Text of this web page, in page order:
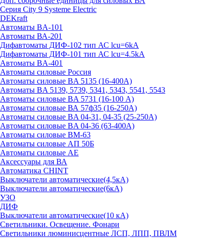
Серия City 9 Systeme Electric
DEKraft
Автоматы BA-101
Автоматы ВА-201
Дифавтоматы ДИФ-102 тип АС lcu=6kA
Дифавтоматы ДИФ-101 тип АС lcu=4.5kA
Автоматы BA-401
Автоматы силовые Россия
Автоматы силовые BA 5135 (16-400А)
Автоматы BA 5139, 5739, 5341, 5343, 5541, 5543
Автоматы силовые BA 5731 (16-100 А)
Автоматы силовые ВА 57ф35 (16-250А)
Автоматы силовые BA 04-31, 04-35 (25-250А)
Автоматы силовые BA 04-36 (63-400А)
Автоматы силовые ВМ-63
Автоматы силовые АП 50Б
Автоматы силовые АЕ
Аксессуары для ВА
Автоматика CHINT
Выключатели автоматические(4,5кА)
Выключатели автоматические(6кА)
УЗО
ДИФ
Выключатели автоматические(10 кА)
Светильники. Освещение. Фонари
Светильники люминисцентные ЛСП, ЛПП, ПВЛМ